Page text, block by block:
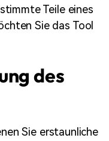
Teile eines
Sie das Tool
des
Sie erstaunliche